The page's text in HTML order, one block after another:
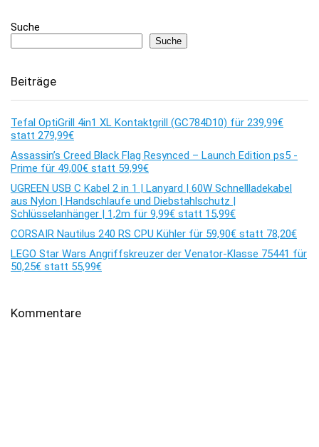
Suche
Suche
Beiträge
Tefal OptiGrill 4in1 XL Kontaktgrill (GC784D10) für 239,99€
statt 279,99€
Assassin’s Creed Black Flag Resynced – Launch Edition ps5 -
Prime für 49,00€ statt 59,99€
UGREEN USB C Kabel 2 in 1 | Lanyard | 60W Schnellladekabel
aus Nylon | Handschlaufe und Diebstahlschutz |
Schlüsselanhänger | 1,2m für 9,99€ statt 15,99€
CORSAIR Nautilus 240 RS CPU Kühler für 59,90€ statt 78,20€
LEGO Star Wars Angriffskreuzer der Venator-Klasse 75441 für
50,25€ statt 55,99€
Kommentare